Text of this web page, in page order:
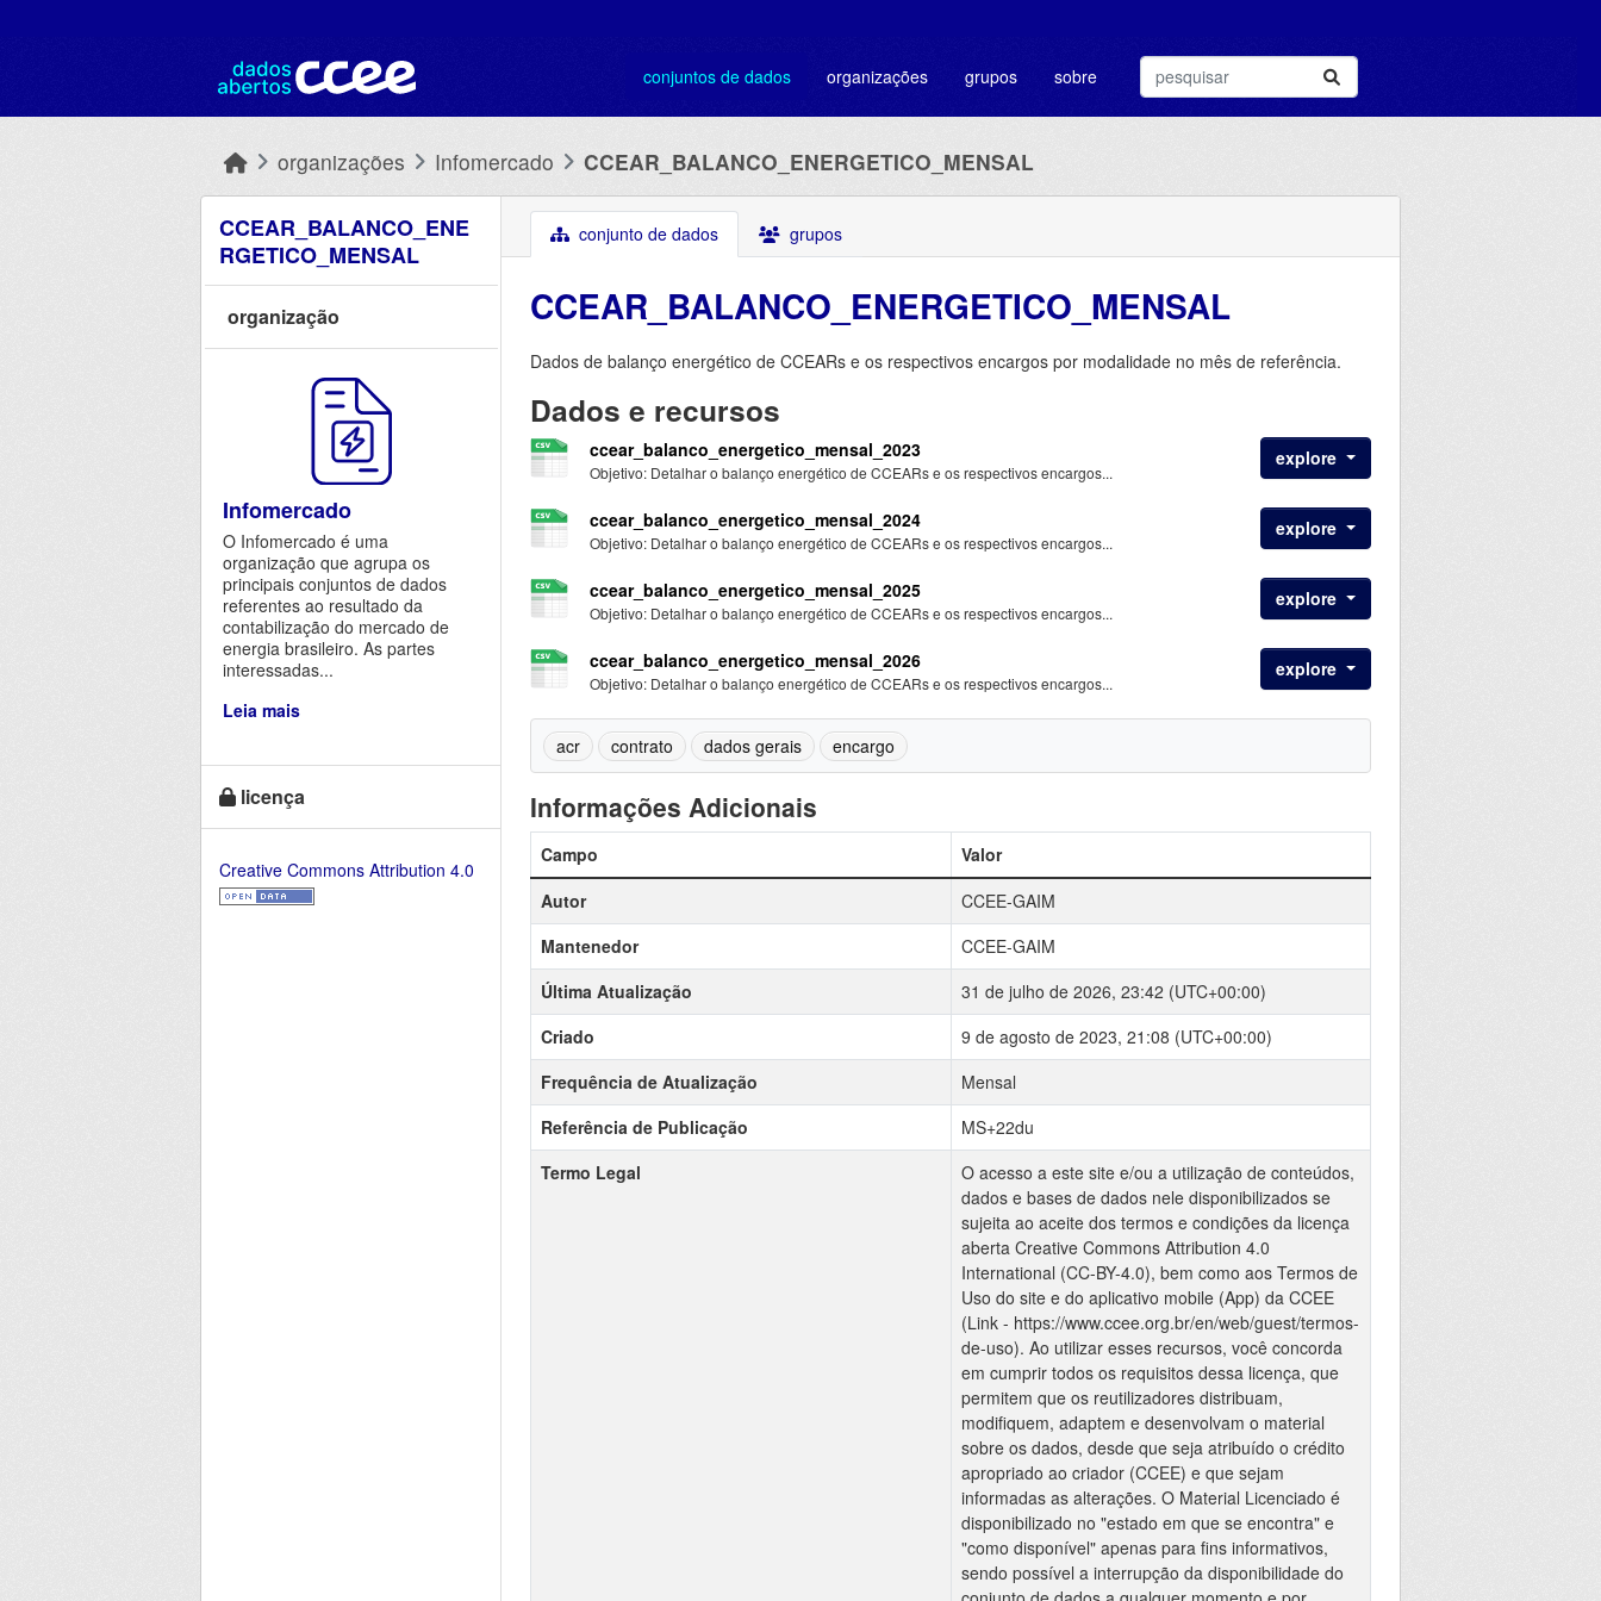
conjuntos de dados organizações grupos sobre
organizações Infomercado CCEAR_BALANCO_ENERGETICO_MENSAL
CCEAR_BALANCO_ENE
RGETICO_MENSAL
organização
Infomercado
O Infomercado é uma
organização que agrupa os
principais conjuntos de dados
referentes ao resultado da
contabilização do mercado de
energia brasileiro. As partes
interessadas...
Leia mais
licença
Creative Commons Attribution 4.0
conjunto de dados grupos
CCEAR_BALANCO_ENERGETICO_MENSAL
Dados de balanço energético de CCEARs e os respectivos encargos por modalidade no mês de referência.
Dados e recursos
ccear_balanco_energetico_mensal_2023
Objetivo: Detalhar o balanço energético de CCEARs e os respectivos encargos...
explore
ccear_balanco_energetico_mensal_2024
Objetivo: Detalhar o balanço energético de CCEARs e os respectivos encargos...
explore
ccear_balanco_energetico_mensal_2025
Objetivo: Detalhar o balanço energético de CCEARs e os respectivos encargos...
explore
ccear_balanco_energetico_mensal_2026
Objetivo: Detalhar o balanço energético de CCEARs e os respectivos encargos...
explore
acr contrato dados gerais encargo
Informações Adicionais
Campo
Valor
Autor
CCEE-GAIM
Mantenedor
CCEE-GAIM
Última Atualização
31 de julho de 2026, 23:42 (UTC+00:00)
Criado
9 de agosto de 2023, 21:08 (UTC+00:00)
Frequência de Atualização
Mensal
Referência de Publicação
MS+22du
Termo Legal
O acesso a este site e/ou a utilização de conteúdos,
dados e bases de dados nele disponibilizados se
sujeita ao aceite dos termos e condições da licença
aberta Creative Commons Attribution 4.0
International (CC-BY-4.0), bem como aos Termos de
Uso do site e do aplicativo mobile (App) da CCEE
(Link - https://www.ccee.org.br/en/web/guest/termos-
de-uso). Ao utilizar esses recursos, você concorda
em cumprir todos os requisitos dessa licença, que
permitem que os reutilizadores distribuam,
modifiquem, adaptem e desenvolvam o material
sobre os dados, desde que seja atribuído o crédito
apropriado ao criador (CCEE) e que sejam
informadas as alterações. O Material Licenciado é
disponibilizado no "estado em que se encontra" e
"como disponível" apenas para fins informativos,
sendo possível a interrupção da disponibilidade do